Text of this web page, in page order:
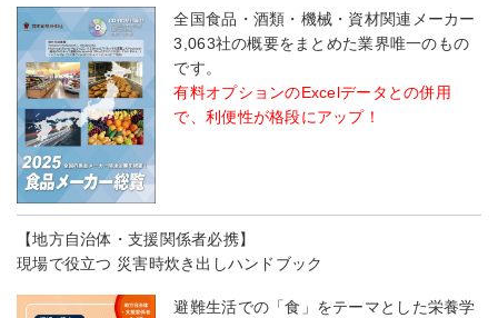
全国食品・酒類・機械・資材関連メーカー
3,063社の概要をまとめた業界唯一のもの
です。
有料オプションのExcelデータとの併用
で、利便性が格段にアップ！
【地方自治体・支援関係者必携】
現場で役立つ 災害時炊き出しハンドブック
避難生活での「食」をテーマとした栄養学